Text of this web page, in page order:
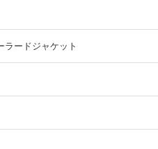
ラードジャケット